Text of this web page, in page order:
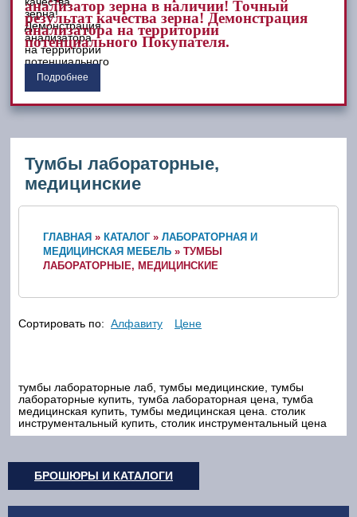
БРОШЮРЫ И КАТАЛОГИ
анализатор зерна в наличии! Точный
результат качества зерна! Демонстрация
анализатора на территории
потенциального Покупателя.
Подробнее
Тумбы лабораторные,
медицинские
ГЛАВНАЯ » КАТАЛОГ » ЛАБОРАТОРНАЯ И
МЕДИЦИНСКАЯ МЕБЕЛЬ » ТУМБЫ
ЛАБОРАТОРНЫЕ, МЕДИЦИНСКИЕ
Сортировать по: Алфавиту Цене
тумбы лабораторные лаб, тумбы медицинские, тумбы
лабораторные купить, тумба лабораторная цена, тумба
медицинская купить, тумбы медицинская цена. столик
инструментальный купить, столик инструментальный цена